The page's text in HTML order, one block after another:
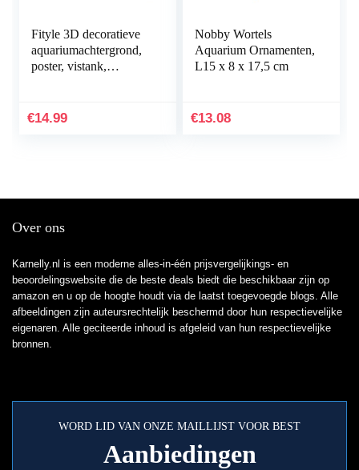
Fityle 3D decoratieve
aquariumachtergrond,
poster, vistank,
zelfklevend,
€14.99
Nobby Wortels
Aquarium Ornamenten,
L15 x 8 x 17,5 cm
€13.08
Over ons
Karnelly.nl is een moderne alles-in-één prijsvergelijkings- en
beoordelingswebsite die de beste deals biedt die beschikbaar zijn op
amazon en u op de hoogte houdt via de laatst toegevoegde blogs. Alle
afbeeldingen zijn auteursrechtelijk beschermd door hun respectievelijke
eigenaren. Alle geciteerde inhoud is afgeleid van hun respectievelijke
bronnen.
WORD LID VAN ONZE MAILLIJST VOOR BEST
Aanbiedingen